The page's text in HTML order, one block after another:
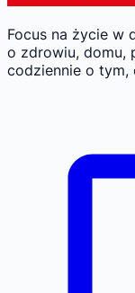
Focus na życie w
o zdrowiu, domu,
codziennie o tym,